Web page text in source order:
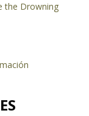
the Drowning